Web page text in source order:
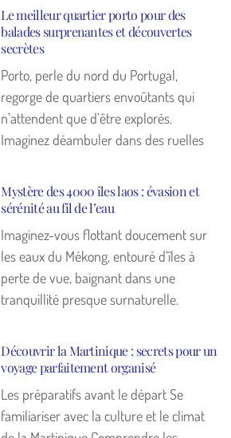
Le meilleur quartier porto pour des
balades surprenantes et découvertes
secrètes
Porto, perle du nord du Portugal,
regorge de quartiers envoûtants qui
n’attendent que d’être explorés.
Imaginez déambuler dans des ruelles
Mystère des 4000 îles laos : évasion et
sérénité au fil de l’eau
Imaginez-vous flottant doucement sur
les eaux du Mékong, entouré d’îles à
perte de vue, baignant dans une
tranquillité presque surnaturelle.
Découvrir la Martinique : secrets pour un
voyage parfaitement organisé
Les préparatifs avant le départ Se
familiariser avec la culture et le climat